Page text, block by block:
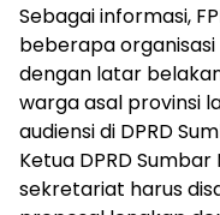
Sebagai informasi,
beberapa
dengan latar
warga asal provinsi
audiensi di DPRD
Ketua DPRD
sekretariat harus